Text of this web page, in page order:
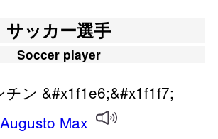
サッカー選手
Soccer player
チン &#x1f1e6;&#x1f1f7;
Augusto Max